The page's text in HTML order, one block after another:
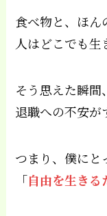
食べ物と、ほん
人はどこでも生
そう思えた瞬間、
退職への不安が
つまり、僕にと
「自由を生き